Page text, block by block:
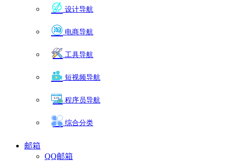
设计导航
电商导航
工具导航
短视频导航
程序员导航
综合分类
邮箱
QQ邮箱